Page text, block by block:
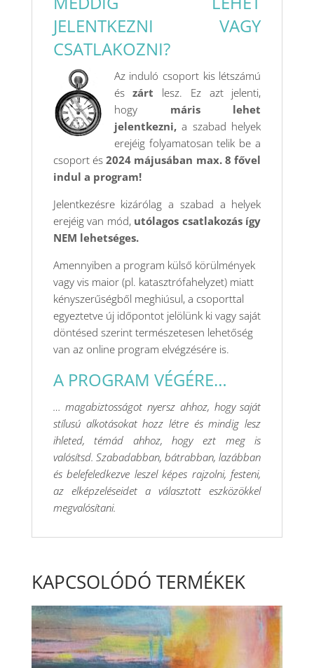
JELENTKEZNI VAGY
CSATLAKOZNI?
Az induló csoport kis létszámú
észárt lesz. Ez azt jelenti,
hogy máris lehet
jelentkezni,a szabad helyek
erejéig folyamatosan telik be a
csoport és2024 májusában max. 8 fővel
indul a program!
Jelentkezésre kizárólag a szabad a helyek
erejéig van mód, utólagos csatlakozás így
NEM lehetséges.
Amennyiben a program külső körülmények
vagy vis maior (pl. katasztrófahelyzet) miatt
kényszerűségből meghiúsul, a csoporttal
egyeztetve új időpontot jelölünk ki vagy saját
döntésed szerint természetesen lehetőség
van az online program elvégzésére is.
A PROGRAM VÉGÉRE…
… magabiztosságot nyersz ahhoz, hogy saját
stílusú alkotásokat hozz létre és mindig lesz
ihleted, témád ahhoz, hogy ezt meg is
valósítsd. Szabadabban, bátrabban, lazábban
és belefeledkezve leszel képes rajzolni, festeni,
az elképzeléseidet a választott eszközökkel
megvalósítani.
KAPCSOLÓDÓ TERMÉKEK